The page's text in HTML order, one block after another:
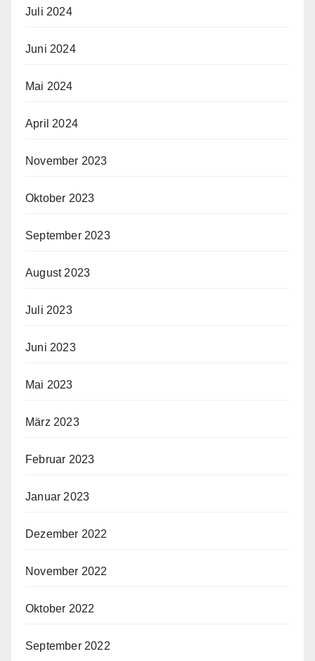
Juli 2024
Juni 2024
Mai 2024
April 2024
November 2023
Oktober 2023
September 2023
August 2023
Juli 2023
Juni 2023
Mai 2023
März 2023
Februar 2023
Januar 2023
Dezember 2022
November 2022
Oktober 2022
September 2022